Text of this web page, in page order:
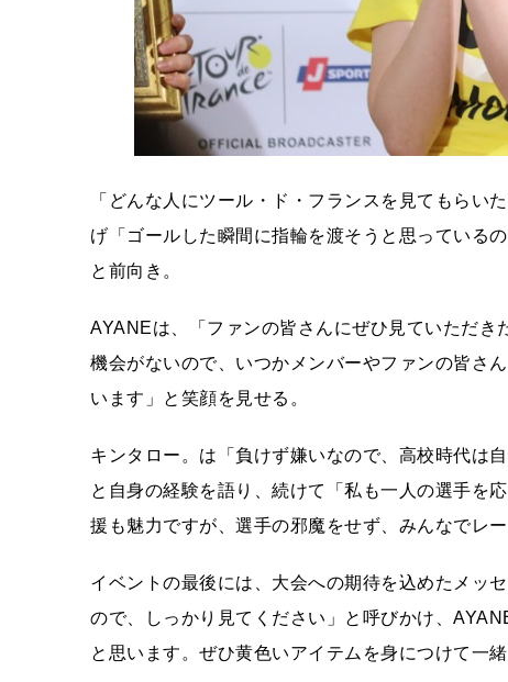
「どんな人にツール・ド・フランスを見てもらい
げ「ゴールした瞬間に指輪を渡そうと思っている
と前向き。
AYANEは、「ファンの皆さんにぜひ見ていただ
機会がないので、いつかメンバーやファンの皆さ
います」と笑顔を見せる。
キンタロー。は「負けず嫌いなので、高校時代は
と自身の経験を語り、続けて「私も一人の選手を
援も魅力ですが、選手の邪魔をせず、みんなでレ
イベントの最後には、大会への期待を込めたメッ
ので、しっかり見てください」と呼びかけ、
と思います。ぜひ黄色いアイテムを身につけて一